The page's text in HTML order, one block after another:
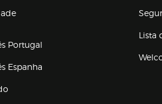
Portugal
Espanha
Lista